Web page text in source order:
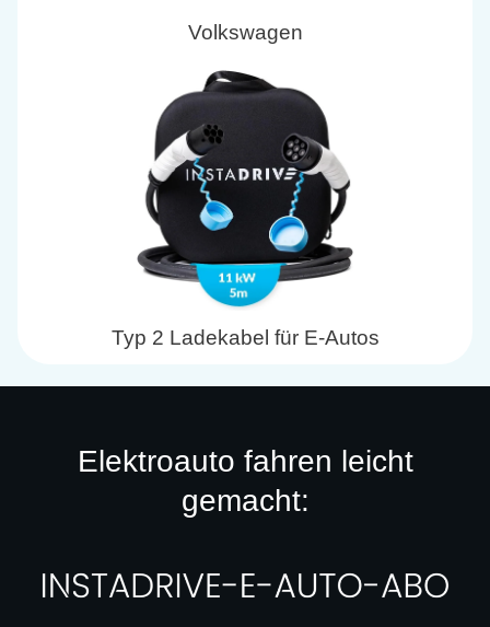
Volkswagen
Typ 2 Ladekabel für E-Autos
Elektroauto fahren leicht
gemacht: